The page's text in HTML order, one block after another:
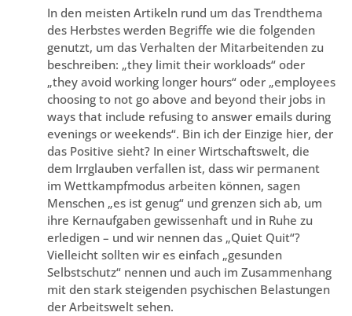
In den meisten Artikeln rund um das Trendthema
des Herbstes werden Begriffe wie die folgenden
genutzt, um das Verhalten der Mitarbeitenden zu
beschreiben: „they limit their workloads“ oder
„they avoid working longer hours“ oder „employees
choosing to not go above and beyond their jobs in
ways that include refusing to answer emails during
evenings or weekends“. Bin ich der Einzige hier, der
das Positive sieht? In einer Wirtschaftswelt, die
dem Irrglauben verfallen ist, dass wir permanent
im Wettkampfmodus arbeiten können, sagen
Menschen „es ist genug“ und grenzen sich ab, um
ihre Kernaufgaben gewissenhaft und in Ruhe zu
erledigen – und wir nennen das „Quiet Quit“?
Vielleicht sollten wir es einfach „gesunden
Selbstschutz“ nennen und auch im Zusammenhang
mit den stark steigenden psychischen Belastungen
der Arbeitswelt sehen.